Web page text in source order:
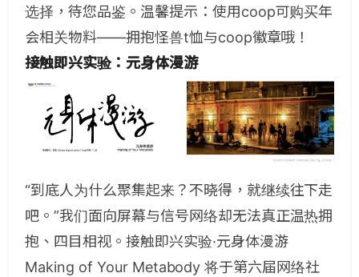
选择，待您品鉴。温馨提示：使用coop可购买年
会相关物料——拥抱怪兽t恤与coop徽章哦！
接触即兴实验：元身体漫游
“到底人为什么聚集起来？不晓得，就继续往下走
吧。”我们面向屏幕与信号网络却无法真正温热拥
抱、四目相视。接触即兴实验·元身体漫游
Making of Your Metabody 将于第六届网络社